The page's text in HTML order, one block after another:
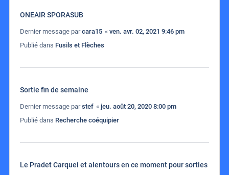
ONEAIR SPORASUB
Dernier message parcara15 « ven. avr. 02, 2021 9:46 pm
Publié dans Fusils et Flèches
Sortie fin de semaine
Dernier message parstef « jeu. août 20, 2020 8:00 pm
Publié dans Recherche coéquipier
Le Pradet Carquei et alentours en ce moment pour sorties